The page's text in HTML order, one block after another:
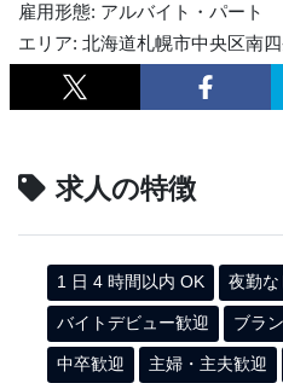
雇用形態: アルバイト・パート
エリア: 北海道札幌市中央区南
求人の特徴
1 日 4 時間以内 OK 夜勤な
バイトデビュー歓迎 ブラ
中卒歓迎 主婦・主夫歓迎